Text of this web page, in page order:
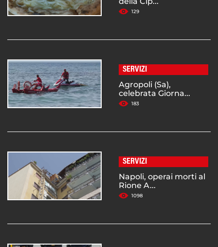
129
SERVIZI
Agropoli (Sa),
celebrata Giorna...
183
SERVIZI
Napoli, operai morti al
Rione A...
1098